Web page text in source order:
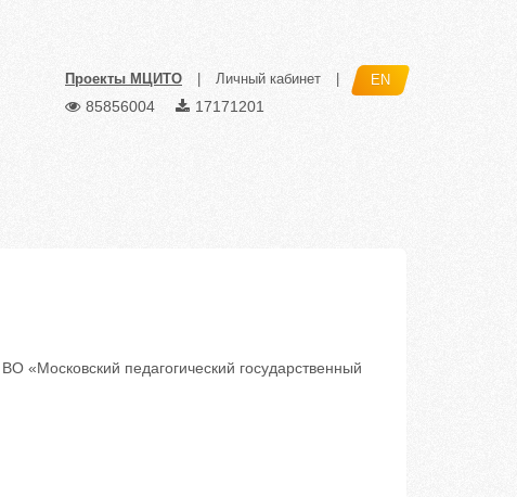
Проекты МЦИТО Личный кабинет EN
85856004 17171201
«Московский педагогический государственный